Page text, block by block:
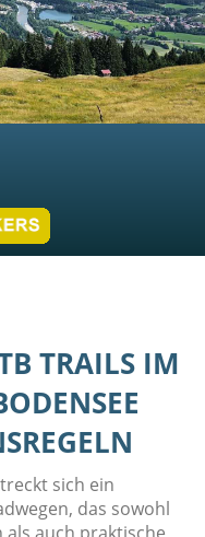
TRAILS IM
sich ein
das sowohl